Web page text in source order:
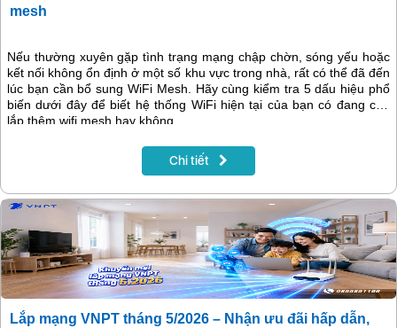
mesh
Nếu thường xuyên gặp tình trạng mạng chập chờn, sóng yếu hoặc
kết nối không ổn định ở một số khu vực trong nhà, rất có thể đã đến
lúc bạn cần bổ sung WiFi Mesh. Hãy cùng kiểm tra 5 dấu hiệu phổ
biến dưới đây để biết hệ thống WiFi hiện tại của bạn có đang cần
lắp thêm wifi mesh hay không.
Chi tiết
Lắp mạng VNPT tháng 5/2026 – Nhận ưu đãi hấp dẫn,